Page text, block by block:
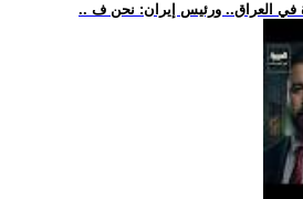
في العراق.. ورئيس إيران: نحن ف